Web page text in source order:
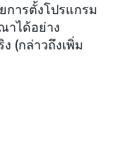
การตั้งโปรแกรม
าได้อย่าง
(กล่าวถึงเพิ่ม